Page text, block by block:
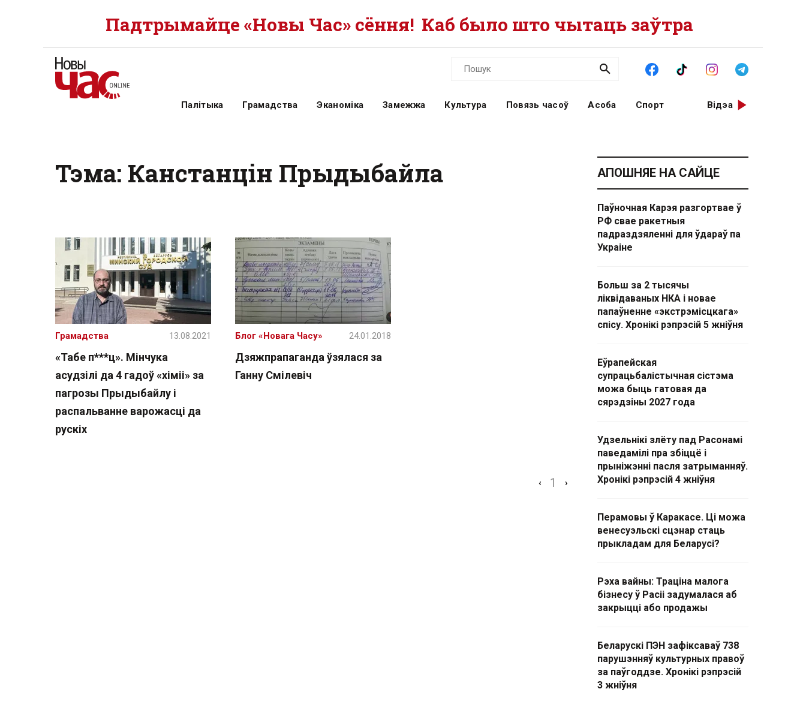
Падтрымайце «Новы Час» сёння! Каб было што чытаць заўтра
Палітыка Грамадства Эканоміка Замежжа Культура Повязь часоў Асоба Спорт Відэа
Тэма: Канстанцін Прыдыбайла
«Табе п***ц». Мінчука
асудзілі да 4 гадоў «хіміі» за
пагрозы Прыдыбайлу і
распальванне варожасці да
рускіх
Грамадства 13.08.2021
Дзяжпрапаганда ўзялася за
Ганну Смілевіч
Блог «Новага Часу» 24.01.2018
‹ 1 ›
АПОШНЯЕ НА САЙЦЕ
Паўночная Карэя разгортвае ў
РФ свае ракетныя
падраздзяленні для ўдараў па
Украіне
Больш за 2 тысячы
ліквідаваных НКА і новае
папаўненне «экстрэмісцкага»
спісу. Хронікі рэпрэсій 5 жніўня
Еўрапейская
супрацьбалістычная сістэма
можа быць гатовая да
сярэдзіны 2027 года
Удзельнікі злёту пад Расонамі
паведамілі пра збіццё і
прыніжэнні пасля затрыманняў.
Хронікі рэпрэсій 4 жніўня
Перамовы ў Каракасе. Ці можа
венесуэльскі сцэнар стаць
прыкладам для Беларусі?
Рэха вайны: Траціна малога
бізнесу ў Расіі задумалася аб
закрыцці або продажы
Беларускі ПЭН зафіксаваў 738
парушэнняў культурных правоў
за паўгоддзе. Хронікі рэпрэсій
3 жніўня